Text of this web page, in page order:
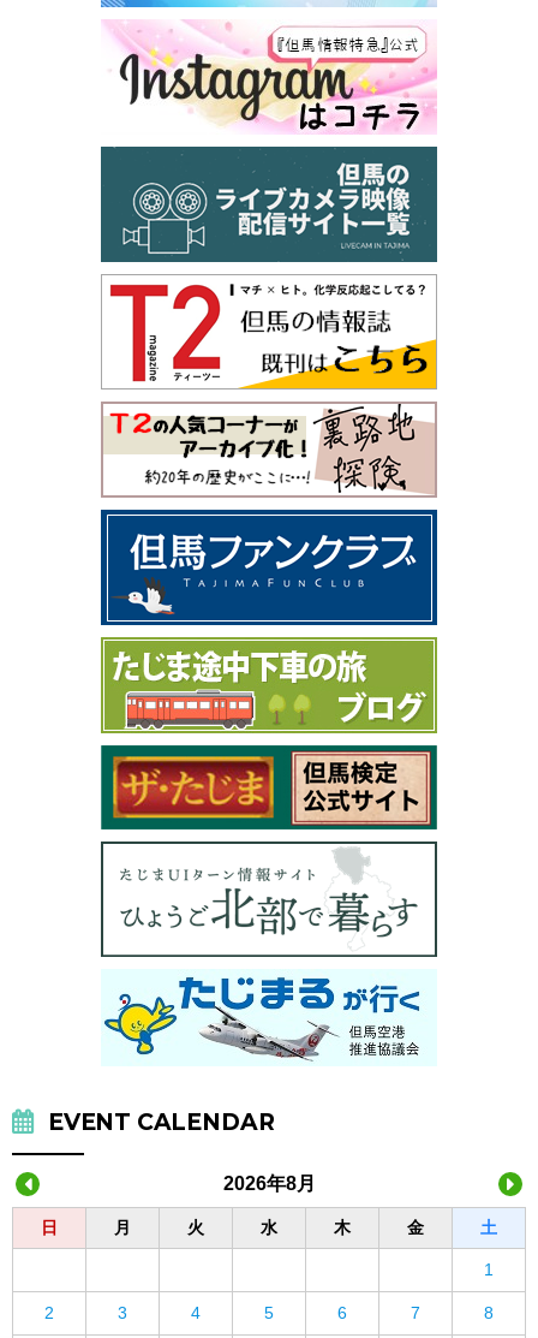
EVENT CALENDAR
2026年8月
日 月 火 水 木 金 土
1
2 3 4 5 6 7 8